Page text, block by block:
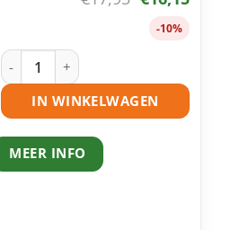
-10%
Epson 26 (T2636) inktcartridges
IN WINKELWAGEN
MEER INFO